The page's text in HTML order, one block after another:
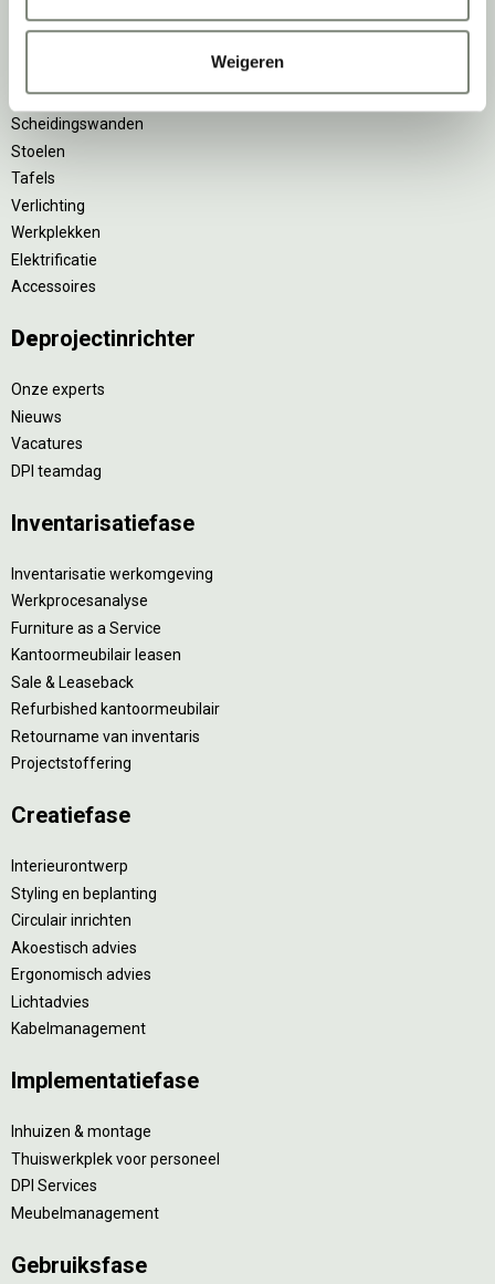
Weigeren
Projectstoffering
Kantoorkasten
Scheidingswanden
Stoelen
Tafels
Verlichting
Werkplekken
Elektrificatie
Accessoires
Deprojectinrichter
Onze experts
Nieuws
Vacatures
DPI teamdag
Inventarisatiefase
Inventarisatie werkomgeving
Werkprocesanalyse
Furniture as a Service
Kantoormeubilair leasen
Sale & Leaseback
Refurbished kantoormeubilair
Retourname van inventaris
Projectstoffering
Creatiefase
Interieurontwerp
Styling en beplanting
Circulair inrichten
Akoestisch advies
Ergonomisch advies
Lichtadvies
Kabelmanagement
Implementatiefase
Inhuizen & montage
Thuiswerkplek voor personeel
DPI Services
Meubelmanagement
Gebruiksfase